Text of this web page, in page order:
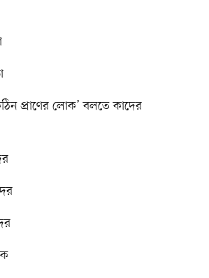
প্রাণের লোক’ বলতে কাদের